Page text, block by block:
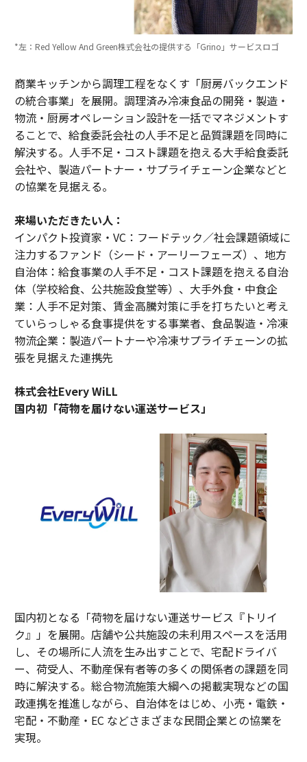
*左：Red Yellow And Green株式会社の提供する「Grino」サービスロゴ
商業キッチンから調理工程をなくす「厨房バックエンド
の統合事業」を展開。調理済み冷凍食品の開発・製造・
物流・厨房オペレーション設計を一括でマネジメントす
ることで、給食委託会社の人手不足と品質課題を同時に
解決する。人手不足・コスト課題を抱える大手給食委託
会社や、製造パートナー・サプライチェーン企業などと
の協業を見据える。
来場いただきたい人：
インパクト投資家・VC：フードテック／社会課題領域に
注力するファンド（シード・アーリーフェーズ）、地方
自治体：給食事業の人手不足・コスト課題を抱える自治
体（学校給食、公共施設食堂等）、大手外食・中食企
業：人手不足対策、賃金高騰対策に手を打ちたいと考え
ていらっしゃる食事提供をする事業者、食品製造・冷凍
物流企業：製造パートナーや冷凍サプライチェーンの拡
張を見据えた連携先
株式会社Every WiLL
国内初「荷物を届けない運送サービス」
国内初となる「荷物を届けない運送サービス『トリイ
ク』」を展開。店舗や公共施設の未利用スペースを活用
し、その場所に人流を生み出すことで、宅配ドライバ
ー、荷受人、不動産保有者等の多くの関係者の課題を同
時に解決する。総合物流施策大綱への掲載実現などの国
政連携を推進しながら、自治体をはじめ、小売・電鉄・
宅配・不動産・EC などさまざまな民間企業との協業を
実現。